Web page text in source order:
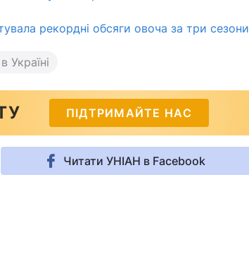
рекордні обсяги овоча за три сезони
Україні
ПІДТРИМАЙТЕ НАС
Читати УНІАН в Facebook